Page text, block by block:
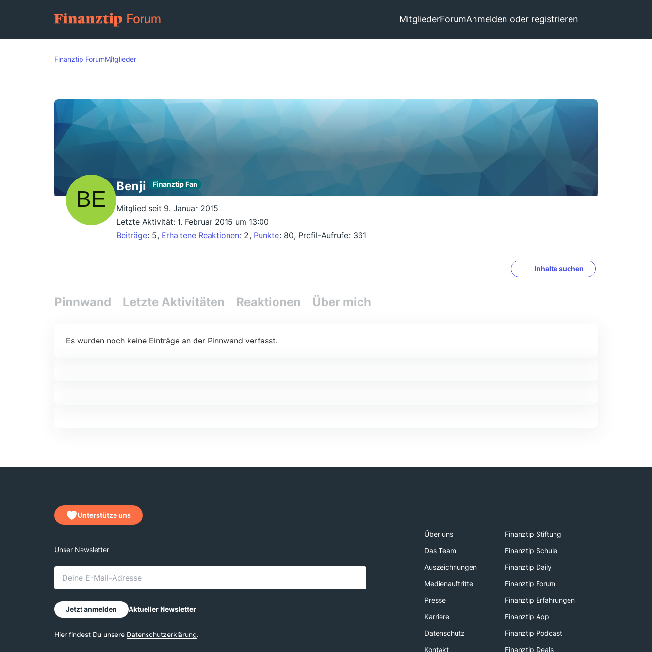
MitgliederForumAnmelden oder registrieren
Finanztip ForumMitglieder
Benji Finanztip Fan
Mitglied seit 9. Januar 2015
Letzte Aktivität: 1. Februar 2015 um 13:00
Beiträge 5 Erhaltene Reaktionen 2 Punkte 80 Profil-Aufrufe 361
Inhalte suchen
Pinnwand Letzte Aktivitäten Reaktionen Über mich
Es wurden noch keine Einträge an der Pinnwand verfasst.
Unterstütze uns
Über uns
Finanztip Stiftung
Das Team
Finanztip Schule
Auszeichnungen
Finanztip Daily
Medienauftritte
Finanztip Forum
Presse
Finanztip Erfahrungen
Karriere
Finanztip App
Datenschutz
Finanztip Podcast
Kontakt
Finanztip Deals